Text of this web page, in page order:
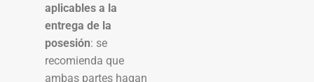
aplicables a la
entrega de la
posesión: se
recomienda que
ambas partes hagan